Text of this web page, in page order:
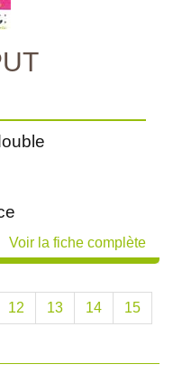
Voir la fiche complète
12 13 14 15